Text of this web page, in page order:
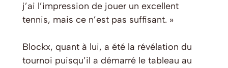
j’ai l’impression de jouer un excellent
tennis, mais ce n’est pas suffisant. »
Blockx, quant à lui, a été la révélation du
tournoi puisqu’il a démarré le tableau au